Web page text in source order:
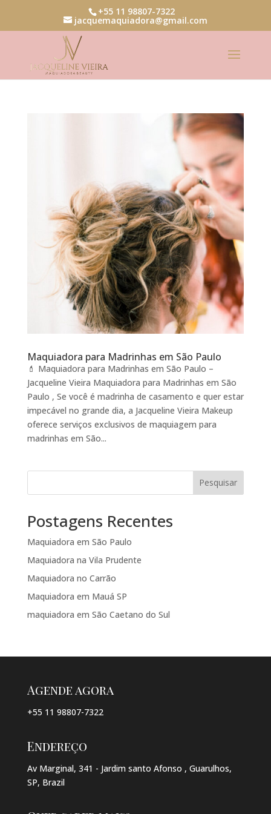
+55 11 98807-7322
jacquemaquiadora@gmail.com
Maquiadora para Madrinhas em São Paulo
💄 Maquiadora para Madrinhas em São Paulo –
Jacqueline Vieira Maquiadora para Madrinhas em São
Paulo , Se você é madrinha de casamento e quer estar
impecável no grande dia, a Jacqueline Vieira Makeup
oferece serviços exclusivos de maquiagem para
madrinhas em São...
Pesquisar
Postagens Recentes
Maquiadora em São Paulo
Maquiadora na Vila Prudente
Maquiadora no Carrão
Maquiadora em Mauá SP
maquiadora em São Caetano do Sul
Agende agora
+55 11 98807-7322
Endereço
Av Marginal, 341 - Jardim santo Afonso , Guarulhos,
SP, Brazil